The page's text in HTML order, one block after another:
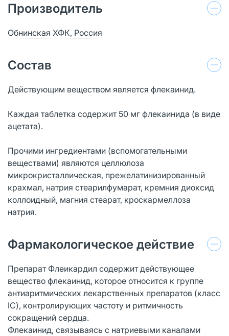
Производитель
Обнинская ХФК, Россия
Состав
Действующим веществом является флекаинид.
Каждая таблетка содержит 50 мг флекаинида (в виде
ацетата).
Прочими ингредиентами (вспомогательными
веществами) являются целлюлоза
микрокристаллическая, прежелатинизированный
крахмал, натрия стеарилфумарат, кремния диоксид
коллоидный, магния стеарат, кроскармеллоза
натрия.
Фармакологическое действие
Препарат Флеикардил содержит действующее
вещество флекаинид, которое относится к группе
антиаритмических лекарственных препаратов (класс
IC), контролирующих частоту и ритмичность
сокращений сердца.
Флекаинид, связываясь с натриевыми каналами